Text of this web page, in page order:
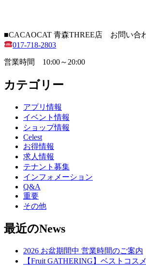
■CACAOCAT 青森THREE店 お問い合
017-718-2803
営業時間 10:00～20:00
カテゴリー
アプリ情報
イベント情報
ショップ情報
Celest
お得情報
求人情報
テナント募集
インフォメーション
Q&A
重要
その他
最近のNews
2026 お盆期間中 営業時間のご案内
【Fruit GATHERING】ベストコス